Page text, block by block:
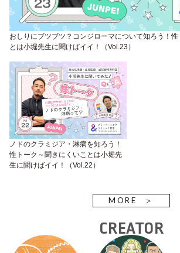
おしりにブツブツ？コンジローマについて知ろう！性
とは小堀先生に聞けばイイ！（Vol.23）
ノドのクラミジア・淋病を知ろう！
性トーク～聞きにくいことは小堀先
生に聞けばイイ！（Vol.22）
MORE
CREATOR